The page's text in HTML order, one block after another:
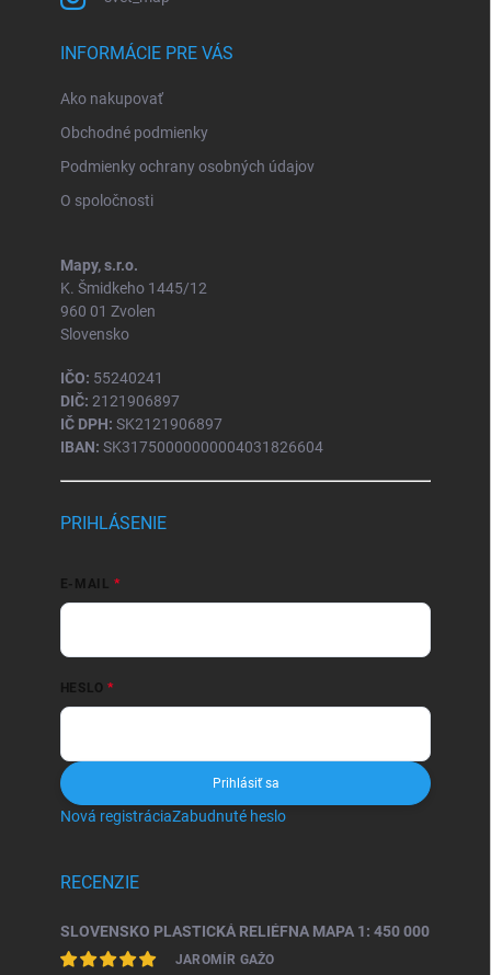
INFORMÁCIE PRE VÁS
Ako nakupovať
Obchodné podmienky
Podmienky ochrany osobných údajov
O spoločnosti
Mapy, s.r.o.
K. Šmidkeho 1445/12
960 01 Zvolen
Slovensko
IČO: 55240241
DIČ: 2121906897
IČ DPH: SK2121906897
IBAN: SK31750000000004031826604
PRIHLÁSENIE
E-MAIL
HESLO
Prihlásiť sa
Nová registráciaZabudnuté heslo
RECENZIE
SLOVENSKO PLASTICKÁ RELIÉFNA MAPA 1: 450 000
JAROMÍR GAŽO